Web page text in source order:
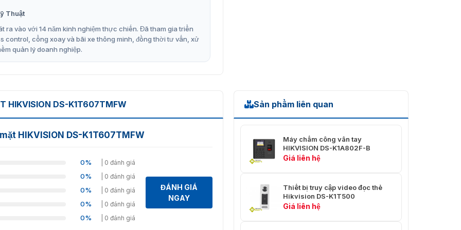
HIKVISION DS-K1T607TMFW
khuôn mặt thế hệ mới. Máy sử dụng phương thức chấm
có những ưu điểm hết sức nổi bật hỗ trợ chấm công
tay, 50.000 sự kiện lưu trữ
Thuật
ra vào với 14 năm kinh nghiệm thực chiến. Đã tham gia triển
control, cổng xoay và bãi xe thông minh, đồng thời tư vấn, xử
quản lý doanh nghiệp.
HIKVISION DS-K1T607TMFW
HIKVISION DS-K1T607TMFW
0% | 0 đánh giá
0% | 0 đánh giá
0% | 0 đánh giá
0% | 0 đánh giá
0% | 0 đánh giá
ĐÁNH GIÁ
NGAY
Sản phẩm liên quan
Máy chấm công vân tay
HIKVISION DS-K1A802F-B
Giá liên hệ
Thiết bị truy cập video đọc thẻ
Hikvision DS-K1T500
Giá liên hệ